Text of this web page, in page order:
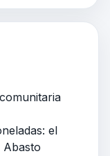
el
Abasto